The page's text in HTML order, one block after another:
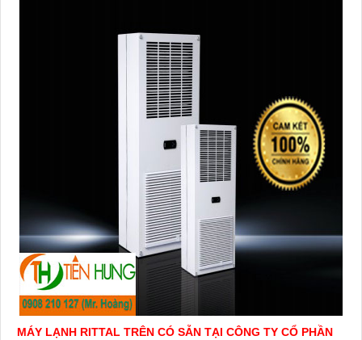
MÁY LẠNH RITTAL TRÊN CÓ SẴN TẠI CÔNG TY CỔ PHẦN